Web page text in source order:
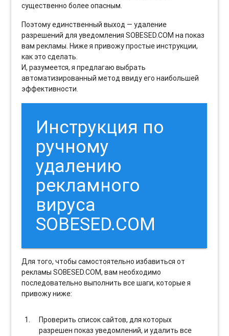
существенно более опасным.
Поэтому единственный выход — удаление
разрешений для уведомления SOBESED.COM на показ
вам рекламы. Ниже я привожу простые инструкции,
как это сделать.
И, разумеется, я предлагаю выбрать
автоматизированный метод ввиду его наибольшей
эффективности.
Инструкция по
ручному
удалению
рекламного
вируса
SOBESED.COM
Для того, чтобы самостоятельно избавиться от
рекламы SOBESED.COM, вам необходимо
последовательно выполнить все шаги, которые я
привожу ниже:
Проверить список сайтов, для которых
разрешен показ уведомлений, и удалить все